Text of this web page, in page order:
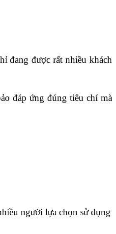
đang được rất nhiều khách
đáp ứng đúng tiêu chí mà
người lựa chọn sử dụng